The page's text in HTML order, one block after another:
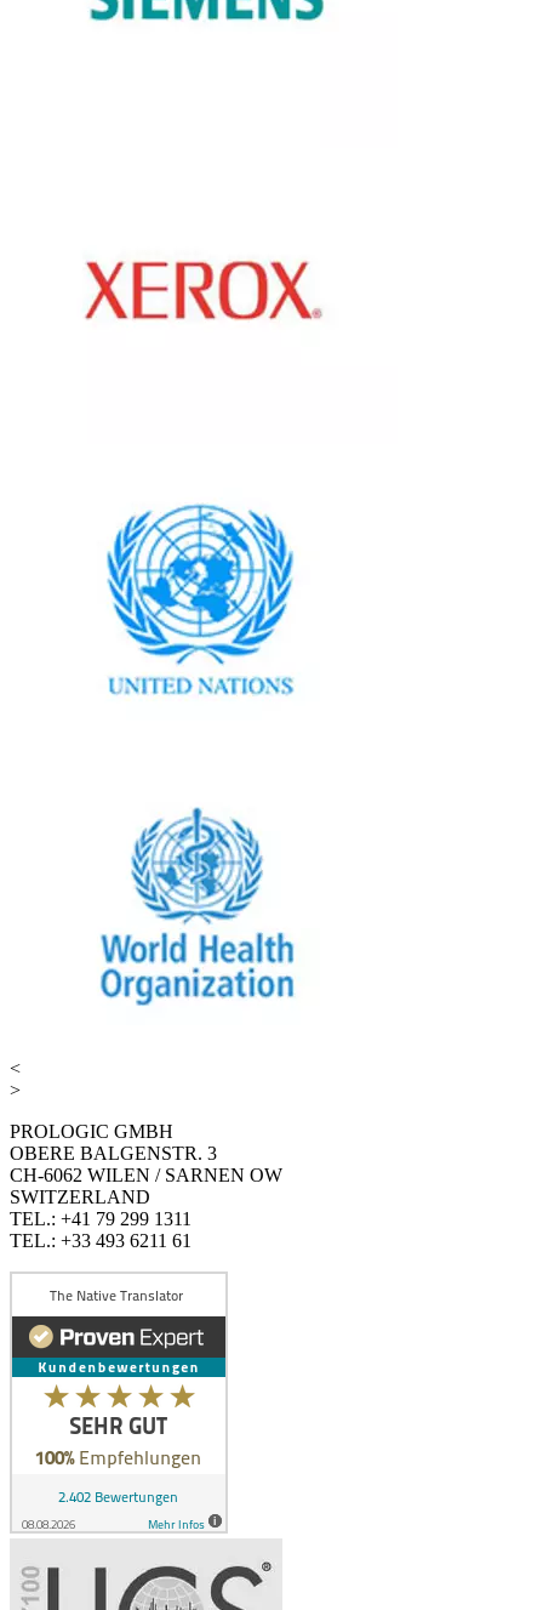
<
>
PROLOGIC GMBH
OBERE BALGENSTR. 3
CH-6062 WILEN / SARNEN OW
SWITZERLAND
TEL.: +41 79 299 1311
TEL.: +33 493 6211 61